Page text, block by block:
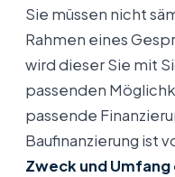
Sie müssen nicht
Rahmen eines
wird dieser Sie mit
passenden
passende
Baufinanzierung ist
Zweck und Umfang